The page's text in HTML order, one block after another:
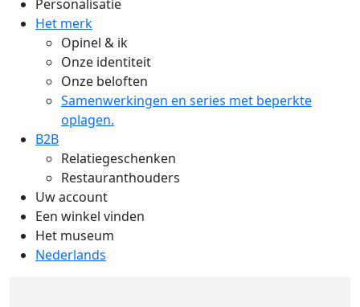
Personalisatie
Het merk
Opinel & ik
Onze identiteit
Onze beloften
Samenwerkingen en series met beperkte
oplagen.
B2B
Relatiegeschenken
Restauranthouders
Uw account
Een winkel vinden
Het museum
Nederlands